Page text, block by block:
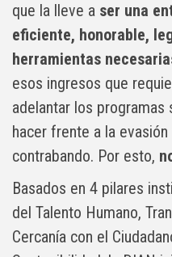
que la lleve a ser una
eficiente, honorable,
herramientas
esos ingresos que
adelantar los programas
hacer frente a la
contrabando. Por esto,
Basados en 4 pilares
del Talento Humano,
Cercanía con el